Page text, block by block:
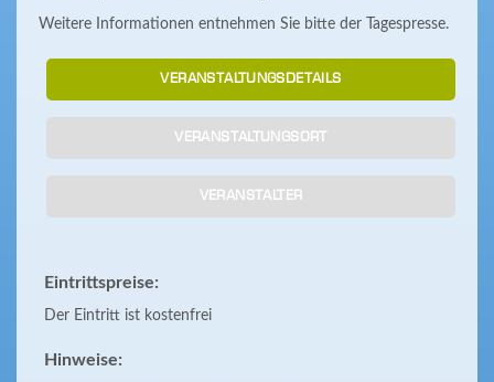
Weitere Informationen entnehmen Sie bitte der Tagespresse.
VERANSTALTUNGSDETAILS
VERANSTALTUNGSORT
VERANSTALTER
Eintrittspreise:
Der Eintritt ist kostenfrei
Hinweise: